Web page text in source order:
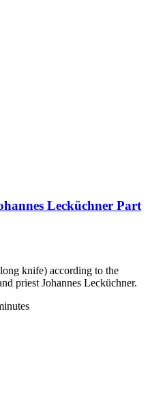
Lecküchner Part
knife) according to the
priest Johannes Lecküchner.